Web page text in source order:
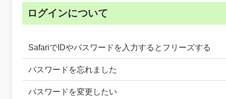
ログインについて
SafariでIDやパスワードを入力するとフリーズする
パスワードを忘れました
パスワードを変更したい